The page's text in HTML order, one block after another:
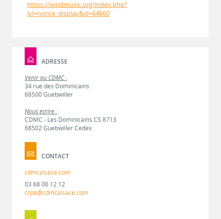
https://windmusic.org/index.php?
lvl=notice_display&id=64660
ADRESSE
Venir au CDMC :
34 rue des Dominicains
68500 Guebwiller
Nous écrire :
CDMC - Les Dominicains CS 8713
68502 Guebwiller Cedex
CONTACT
cdmcalsace.com
03 68 00 12 12
crpa@cdmcalsace.com